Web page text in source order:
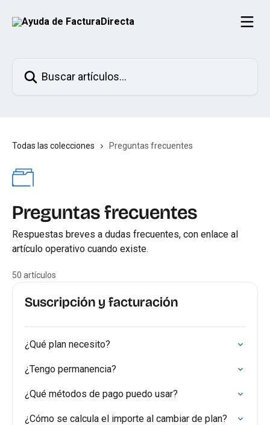
Todas las colecciones Preguntas frecuentes
Preguntas frecuentes
Respuestas breves a dudas frecuentes, con enlace al
artículo operativo cuando existe.
50 artículos
Suscripción y facturación
¿Qué plan necesito?
¿Tengo permanencia?
¿Qué métodos de pago puedo usar?
¿Cómo se calcula el importe al cambiar de plan?